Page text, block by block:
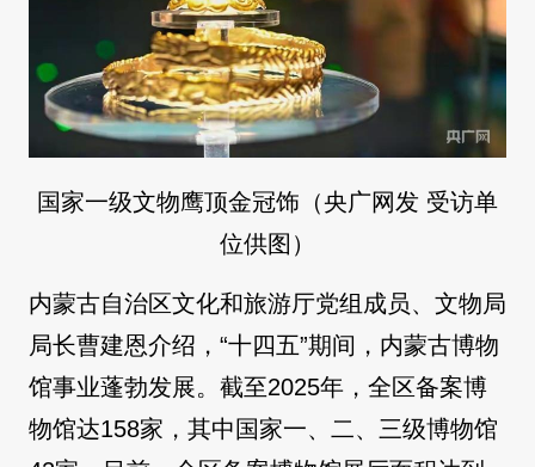
国家一级文物鹰顶金冠饰（央广网发 受访单
位供图）
内蒙古自治区文化和旅游厅党组成员、文物局
局长曹建恩介绍，“十四五”期间，内蒙古博物
馆事业蓬勃发展。截至2025年，全区备案博
物馆达158家，其中国家一、二、三级博物馆